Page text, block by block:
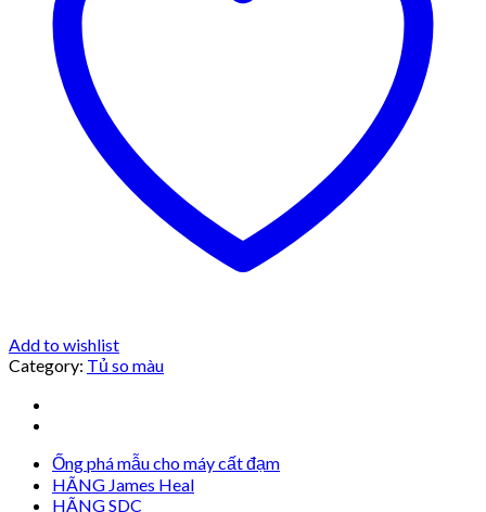
Add to wishlist
Category: Tủ so màu
Ống phá mẫu cho máy cất đạm
HÃNG James Heal
HÃNG SDC